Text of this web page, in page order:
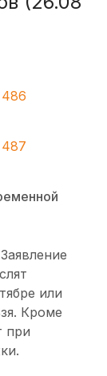
или
Кроме
при